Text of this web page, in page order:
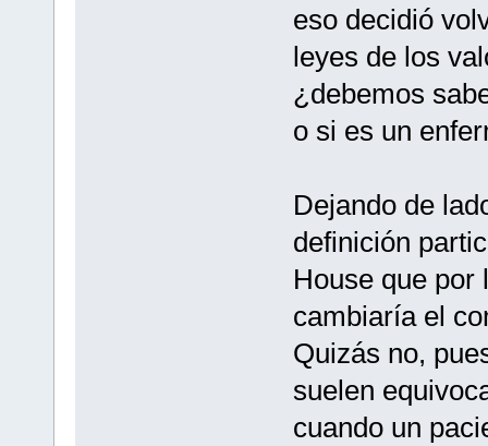
eso decidió
leyes de los
¿debemos
o si es un
Dejando de
definición
House que por
cambiaría el
Quizás no,
suelen
cuando un